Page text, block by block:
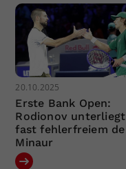
20.10.2025
Erste Bank Open:
Rodionov unterliegt
fast fehlerfreiem de
Minaur